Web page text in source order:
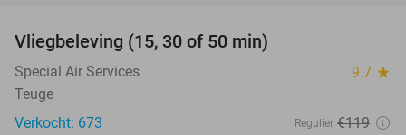
Vliegbeleving (15, 30 of 50 min)
Special Air Services 9.7 star
Teuge
Verkocht: 673
Regulier €119